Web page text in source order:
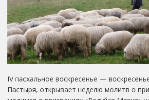
IV пасхальное воскресенье —
Пастыря, открывает неделю молитв о